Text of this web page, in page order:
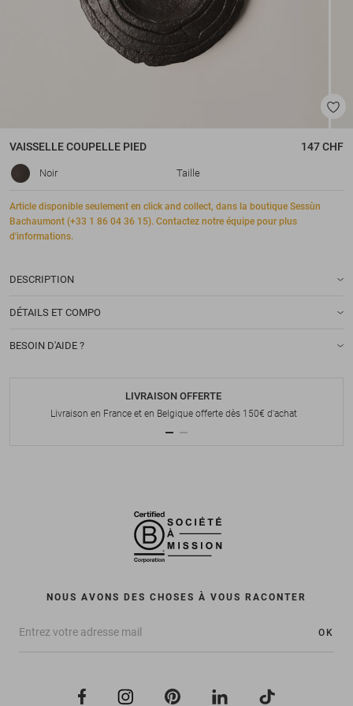
VAISSELLECOUPELLE PIED 147 CHF
Noir Taille
Article disponible seulement en click and collect, dans la boutique Sessùn
Bachaumont (+33 1 86 04 36 15). Contactez notre équipe pour plus
d'informations.
DESCRIPTION
DÉTAILS ET COMPO
BESOIN D'AIDE ?
LIVRAISON OFFERTE
Livraison en France et en Belgique offerte dès 150€ d'achat
NOUS AVONS DES CHOSES À VOUS RACONTER
OK